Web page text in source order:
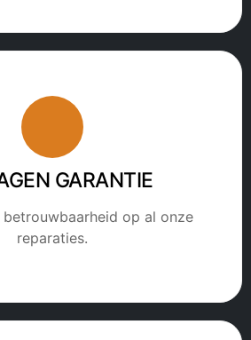
GARANTIE
betrouwbaarheid op al onze
reparaties.